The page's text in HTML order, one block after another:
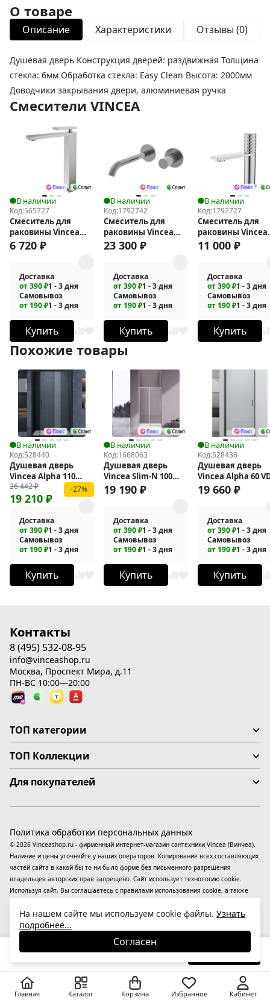
25 103₽
19 310₽ -23% В корзину
О товаре
Описание Характеристики Отзывы (0)
Душевая дверь Конструкция дверей: раздвижная Толщина
стекла: 6мм Обработка стекла: Easy Clean Высота: 2000мм
Доводчики закрывания двери, алюминиевая ручка
Смесители VINCEA
В наличии
Код:565727
Смеситель для
раковины Vincea
Dice VBF-2DS2BN
6 720 ₽
Доставка
от 390 ₽1 - 3 дня
Самовывоз
от 190 ₽1 - 3 дня
Купить
В наличии
Код:1792742
Смеситель для
раковины Vincea
Аура (Aura) VBFW-
23 300 ₽
Доставка
от 390 ₽1 - 3 дня
Самовывоз
от 190 ₽1 - 3 дня
Купить
В наличии
Код:1792727
Смеситель для
раковины Vincea
Альто (Alto) VBF-
11 000 ₽
Доставка
от 390 ₽1 - 3 дня
Самовывоз
от 190 ₽1 - 3 дня
Купить
Похожие товары
В наличии
Код:528440
Душевая дверь
Vincea Alpha 110
VDS-3AL110CLB
26 442₽
19 210 ₽
-27%
Доставка
от 390 ₽1 - 3 дня
Самовывоз
от 190 ₽1 - 3 дня
Купить
В наличии
Код:1668063
Душевая дверь
Vincea Slim-N 100
VDP-4SN100CL
19 190 ₽
Доставка
от 390 ₽1 - 3 дня
Самовывоз
от 190 ₽1 - 3 дня
Купить
В наличии
Код:528436
Душевая дверь
Vincea Alpha 60
3AL600CLGM
19 660 ₽
Доставка
от 390 ₽1 - 3 дня
Самовывоз
от 190 ₽1 - 3 дня
Купить
Главная Каталог Корзина Избранное Кабинет
Контакты
8 (495) 532-08-95
info@vinceashop.ru
Москва, Проспект Мира, д.11
ПН-ВС 10:00—20:00
ТОП категории
ТОП Коллекции
Для покупателей
© 2026 Vinceashop.ru - фирменный интернет-магазин сантехники Vincea (Винчеа).
Наличие и цены уточняйте у наших операторов. Копирование всех составляющих
частей сайта в какой бы то ни было форме без письменного разрешения
владельцев авторских прав запрещено. Сайт использует технологию cookie.
Используя сайт, Вы соглашаетесь с правилами использования cookie, а также
применяютсярекомендательные технологии(информационные технологии
предоставления информации на основе сбора, систематизации и анализа
сведений, относящихся к предпочтениям пользователей сети «Интернет»,
находящихся на территории Российской Федерации).
Политика обработки персональных данных
На нашем сайте мы используем cookie файлы. Узнать
подробнее...
Согласен